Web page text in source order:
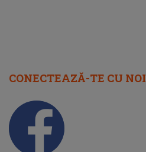
CONECTEAZĂ-TE CU NOI